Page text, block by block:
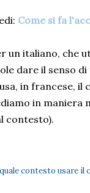
Come si fa
un italiano, che
dare il senso
in francese, il
in maniera
contesto).
contesto usare il